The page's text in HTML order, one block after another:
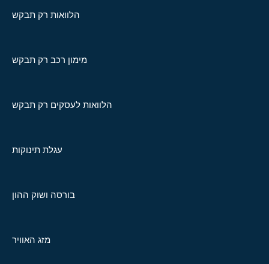
הלוואות רק תבקש
מימון רכב רק תבקש
הלוואות לעסקים רק תבקש
עגלת תינוקות
בורסה ושוק ההון
מזג האוויר